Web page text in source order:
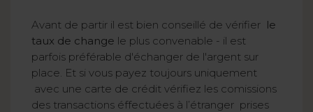
Avant de partir il est bien conseillé de vérifier le
taux de change le plus convenable - il est
parfois préférable d'échanger de l'argent sur
place. Et si vous payez toujours uniquement
avec une carte de crédit vérifiez les comissions
des transactions éffectuées à l’étranger prises